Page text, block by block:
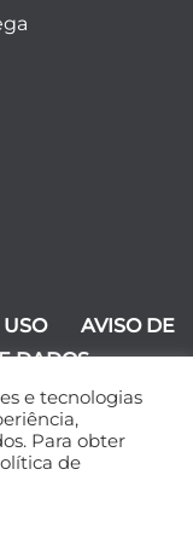
AVISO DE
DADOS
e tecnologias
Para obter
de